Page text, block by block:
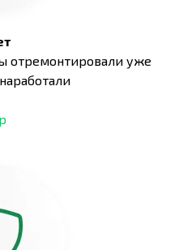
отремонтировали уже